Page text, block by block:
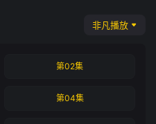
非凡播放
第02集
第04集